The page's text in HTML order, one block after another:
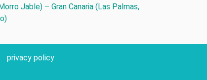
Jable) – Gran Canaria (Las Palmas,
privacy policy